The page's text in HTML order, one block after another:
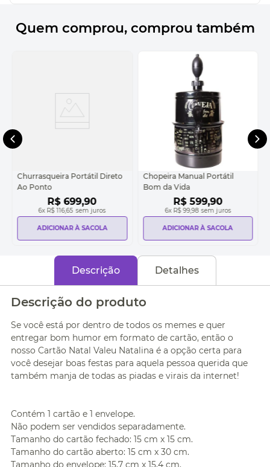
Quem comprou, comprou também
Churrasqueira Portátil Direto
Ao Ponto
R$ 699,90
6x R$ 116,65 sem juros
ADICIONAR À SACOLA
Chopeira Manual Portátil
Bom da Vida
R$ 599,90
6x R$ 99,98 sem juros
ADICIONAR À SACOLA
Descrição Detalhes
Descrição do produto
Se você está por dentro de todos os memes e quer
entregar bom humor em formato de cartão, então o
nosso Cartão Natal Valeu Natalina é a opção certa para
você desejar boas festas para aquela pessoa querida que
também manja de todas as piadas e virais da internet!
Contém 1 cartão e 1 envelope.
Não podem ser vendidos separadamente.
Tamanho do cartão fechado: 15 cm x 15 cm.
Tamanho do cartão aberto: 15 cm x 30 cm.
Tamanho do envelope: 15,7 cm x 15,4 cm.